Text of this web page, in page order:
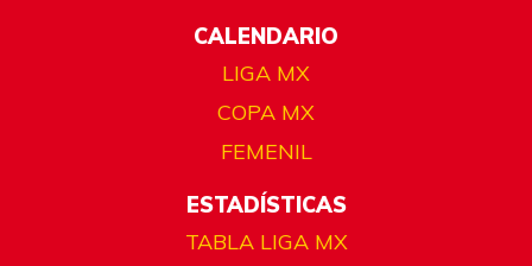
CALENDARIO
LIGA MX
COPA MX
FEMENIL
ESTADÍSTICAS
TABLA LIGA MX